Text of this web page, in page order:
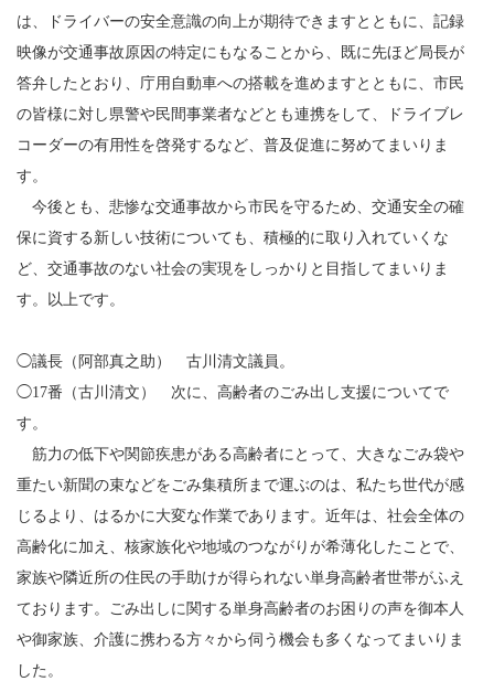
は、ドライバーの安全意識の向上が期待できますとともに、記録
映像が交通事故原因の特定にもなることから、既に先ほど局長が
答弁したとおり、庁用自動車への搭載を進めますとともに、市民
の皆様に対し県警や民間事業者などとも連携をして、ドライブレ
コーダーの有用性を啓発するなど、普及促進に努めてまいりま
す。
今後とも、悲惨な交通事故から市民を守るため、交通安全の確
保に資する新しい技術についても、積極的に取り入れていくな
ど、交通事故のない社会の実現をしっかりと目指してまいりま
す。以上です。
◯議長（阿部真之助） 古川清文議員。
◯17番（古川清文） 次に、高齢者のごみ出し支援についてで
す。
筋力の低下や関節疾患がある高齢者にとって、大きなごみ袋や
重たい新聞の束などをごみ集積所まで運ぶのは、私たち世代が感
じるより、はるかに大変な作業であります。近年は、社会全体の
高齢化に加え、核家族化や地域のつながりが希薄化したことで、
家族や隣近所の住民の手助けが得られない単身高齢者世帯がふえ
ております。ごみ出しに関する単身高齢者のお困りの声を御本人
や御家族、介護に携わる方々から伺う機会も多くなってまいりま
した。